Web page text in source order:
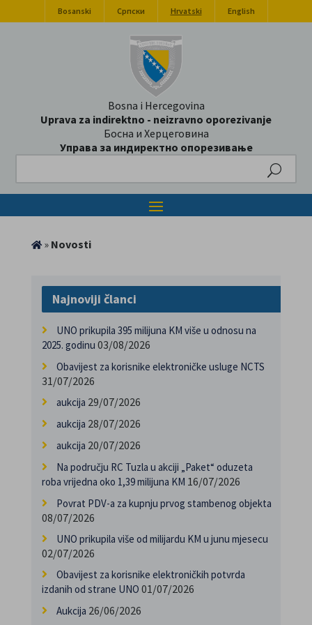
Bosanski Српски Hrvatski English
Bosna i Hercegovina
Uprava za indirektno - neizravno oporezivanje
Босна и Херцеговина
Управа за индиректно опорезивање
» Novosti
Najnoviji članci
UNO prikupila 395 milijuna KM više u odnosu na
2025. godinu 03/08/2026
Obavijest za korisnike elektroničke usluge NCTS
31/07/2026
aukcija 29/07/2026
aukcija 28/07/2026
aukcija 20/07/2026
Na području RC Tuzla u akciji „Paket“ oduzeta
roba vrijedna oko 1,39 milijuna KM 16/07/2026
Povrat PDV-a za kupnju prvog stambenog objekta
08/07/2026
UNO prikupila više od milijardu KM u junu mjesecu
02/07/2026
Obavijest za korisnike elektroničkih potvrda
izdanih od strane UNO 01/07/2026
Aukcija 26/06/2026